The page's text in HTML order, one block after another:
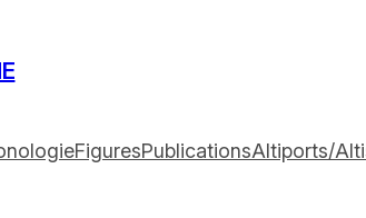
FiguresPublicationsAltiports/